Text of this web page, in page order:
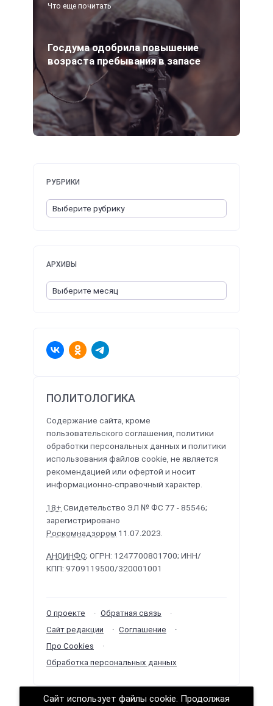
Что еще почитать
Госдума одобрила повышение
возраста пребывания в запасе
ПОЛИТОЛОГИКА
Содержание сайта, кроме
пользовательского соглашения, политики
обработки персональных данных и политики
использования файлов cookie, не является
рекомендацией или офертой и носит
информационно-справочный характер.
18+ Свидетельство ЭЛ № ФС 77 - 85546;
зарегистрировано
Роскомнадзором 11.07.2023.
АНОИНФО; ОГРН: 1247700801700; ИНН/
КПП: 9709119500/320001001
О проекте
Обратная связь
Сайт редакции
Соглашение
Про Cookies
Обработка персональных данных
РУБРИКИ
АРХИВЫ
Сайт использует файлы cookie. Продолжая